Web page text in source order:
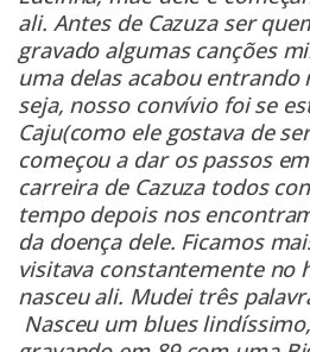
ali. Antes de Cazuza ser
gravado algumas canções
uma delas acabou
seja, nosso convívio foi se
Caju(como ele gostava de
começou a dar os passos
carreira de Cazuza todos
tempo depois nos
da doença dele. Ficamos
visitava constantemente no
nasceu ali. Mudei três
Nasceu um blues